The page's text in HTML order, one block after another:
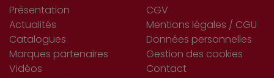
Présentation
Actualités
Catalogues
Marques partenaires
Vidéos
CGV
Mentions légales / CGU
Données personnelles
Gestion des cookies
Contact